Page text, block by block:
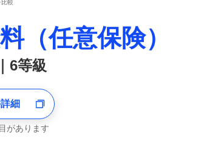
較
（任意保険）
6等級
細
があります